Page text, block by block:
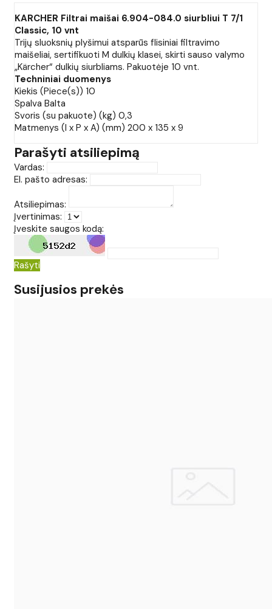
KARCHER Filtrai maišai 6.904-084.0 siurbliui T 7/1
Classic, 10 vnt
Trijų sluoksnių plyšimui atsparūs flisiniai filtravimo
maišeliai, sertifikuoti M dulkių klasei, skirti sauso valymo
„Kärcher“ dulkių siurbliams. Pakuotėje 10 vnt.
Techniniai duomenys
Kiekis (Piece(s)) 10
Spalva Balta
Svoris (su pakuote) (kg) 0,3
Matmenys (I x P x A) (mm) 200 x 135 x 9
Parašyti atsiliepimą
Vardas:
El. pašto adresas:
Atsiliepimas:
Įvertinimas:
Įveskite saugos kodą:
Rašyti
Susijusios prekės